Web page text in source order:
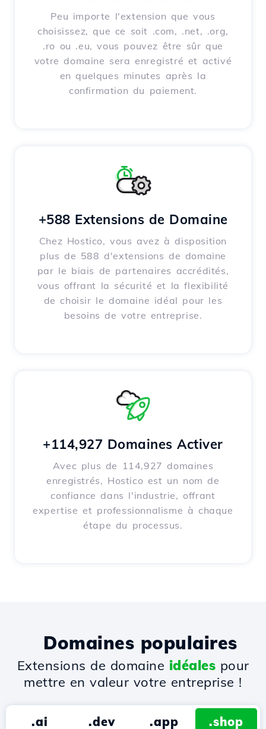
Peu importe l'extension que vous
choisissez, que ce soit .com, .net, .org,
.ro ou .eu, vous pouvez être sûr que
votre domaine sera enregistré et activé
en quelques minutes après la
confirmation du paiement.
+588 Extensions de Domaine
Chez Hostico, vous avez à disposition
plus de 588 d'extensions de domaine
par le biais de partenaires accrédités,
vous offrant la sécurité et la flexibilité
de choisir le domaine idéal pour les
besoins de votre entreprise.
+114,927 Domaines Activer
Avec plus de 114,927 domaines
enregistrés, Hostico est un nom de
confiance dans l'industrie, offrant
expertise et professionnalisme à chaque
étape du processus.
Domaines populaires
Extensions de domaine idéales pour
mettre en valeur votre entreprise !
.ai .dev .app .shop